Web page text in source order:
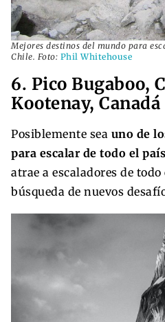
Mejores destinos del mundo para
Chile. Foto: Phil Whitehouse
6. Pico Bugaboo,
Kootenay, Canadá
Posiblemente sea uno de
para escalar de todo el país
atrae a escaladores de
búsqueda de nuevos